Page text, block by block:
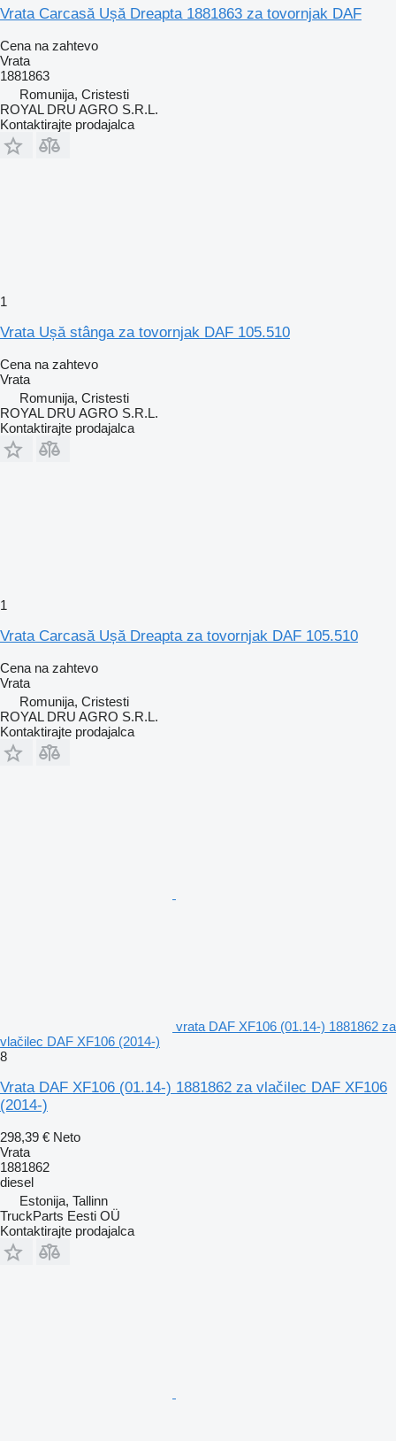
Vrata Carcasă Ușă Dreapta 1881863 za tovornjak DAF
Cena na zahtevo
Vrata
1881863
Romunija, Cristesti
ROYAL DRU AGRO S.R.L.
Kontaktirajte prodajalca
1
Vrata Ușă stânga za tovornjak DAF 105.510
Cena na zahtevo
Vrata
Romunija, Cristesti
ROYAL DRU AGRO S.R.L.
Kontaktirajte prodajalca
1
Vrata Carcasă Ușă Dreapta za tovornjak DAF 105.510
Cena na zahtevo
Vrata
Romunija, Cristesti
ROYAL DRU AGRO S.R.L.
Kontaktirajte prodajalca
vrata DAF XF106 (01.14-) 1881862 za
vlačilec DAF XF106 (2014-)
8
Vrata DAF XF106 (01.14-) 1881862 za vlačilec DAF XF106
(2014-)
298,39 € Neto
Vrata
1881862
diesel
Estonija, Tallinn
TruckParts Eesti OÜ
Kontaktirajte prodajalca